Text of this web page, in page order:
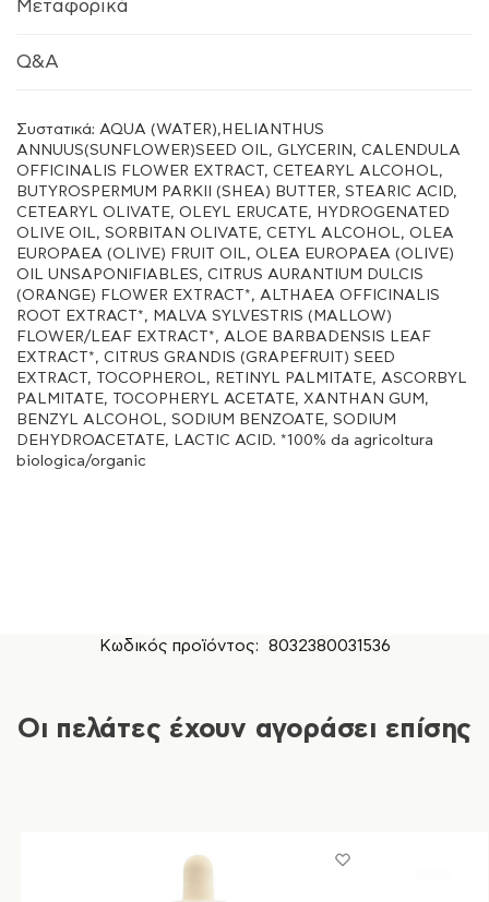
Μεταφορικά
Q&A
Συστατικά: AQUA (WATER),HELIANTHUS
ANNUUS(SUNFLOWER)SEED OIL, GLYCERIN, CALENDULA
OFFICINALIS FLOWER EXTRACT, CETEARYL ALCOHOL,
BUTYROSPERMUM PARKII (SHEA) BUTTER, STEARIC ACID,
CETEARYL OLIVATE, OLEYL ERUCATE, HYDROGENATED
OLIVE OIL, SORBITAN OLIVATE, CETYL ALCOHOL, OLEA
EUROPAEA (OLIVE) FRUIT OIL, OLEA EUROPAEA (OLIVE)
OIL UNSAPONIFIABLES, CITRUS AURANTIUM DULCIS
(ORANGE) FLOWER EXTRACT*, ALTHAEA OFFICINALIS
ROOT EXTRACT*, MALVA SYLVESTRIS (MALLOW)
FLOWER/LEAF EXTRACT*, ALOE BARBADENSIS LEAF
EXTRACT*, CITRUS GRANDIS (GRAPEFRUIT) SEED
EXTRACT, TOCOPHEROL, RETINYL PALMITATE, ASCORBYL
PALMITATE, TOCOPHERYL ACETATE, XANTHAN GUM,
BENZYL ALCOHOL, SODIUM BENZOATE, SODIUM
DEHYDROACETATE, LACTIC ACID. *100% da agricoltura
biologica/organic
Κωδικός προϊόντος: 8032380031536
Οι πελάτες έχουν αγοράσει επίσης